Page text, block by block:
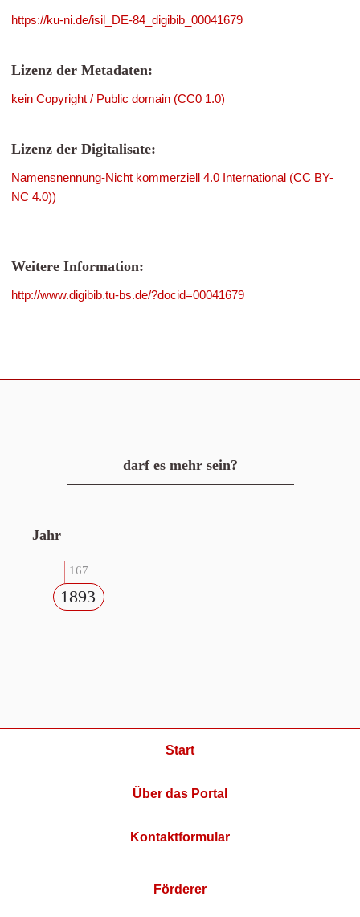
https://ku-ni.de/isil_DE-84_digibib_00041679
Lizenz der Metadaten:
kein Copyright / Public domain (CC0 1.0)
Lizenz der Digitalisate:
Namensnennung-Nicht kommerziell 4.0 International (CC BY-
NC 4.0))
Weitere Information:
http://www.digibib.tu-bs.de/?docid=00041679
darf es mehr sein?
Jahr
167
1893
Start
Über das Portal
Kontaktformular
Förderer